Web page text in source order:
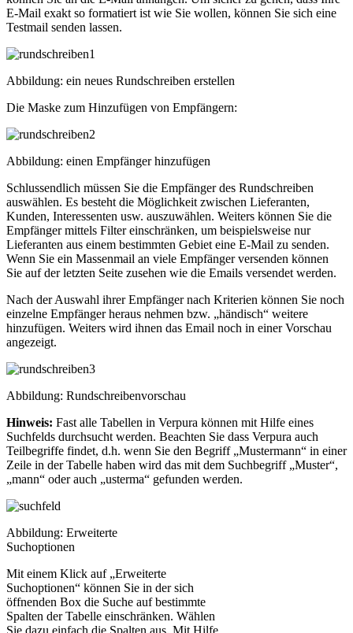
E-Mail exakt so formatiert ist wie Sie wollen, können Sie sich eine
Testmail senden lassen.
Abbildung: ein neues Rundschreiben erstellen
Die Maske zum Hinzufügen von Empfängern:
Abbildung: einen Empfänger hinzufügen
Schlussendlich müssen Sie die Empfänger des Rundschreiben
auswählen. Es besteht die Möglichkeit zwischen Lieferanten,
Kunden, Interessenten usw. auszuwählen. Weiters können Sie die
Empfänger mittels Filter einschränken, um beispielsweise nur
Lieferanten aus einem bestimmten Gebiet eine E-Mail zu senden.
Wenn Sie ein Massenmail an viele Empfänger versenden können
Sie auf der letzten Seite zusehen wie die Emails versendet werden.
Nach der Auswahl ihrer Empfänger nach Kriterien können Sie noch
einzelne Empfänger heraus nehmen bzw. „händisch“ weitere
hinzufügen. Weiters wird ihnen das Email noch in einer Vorschau
angezeigt.
Abbildung: Rundschreibenvorschau
Hinweis: Fast alle Tabellen in Verpura können mit Hilfe eines
Suchfelds durchsucht werden. Beachten Sie dass Verpura auch
Teilbegriffe findet, d.h. wenn Sie den Begriff „Mustermann“ in einer
Zeile in der Tabelle haben wird das mit dem Suchbegriff „Muster“,
„mann“ oder auch „usterma“ gefunden werden.
Abbildung: Erweiterte
Suchoptionen
Mit einem Klick auf „Erweiterte
Suchoptionen“ können Sie in der sich
öffnenden Box die Suche auf bestimmte
Spalten der Tabelle einschränken. Wählen
Sie dazu einfach die Spalten aus. Mit Hilfe